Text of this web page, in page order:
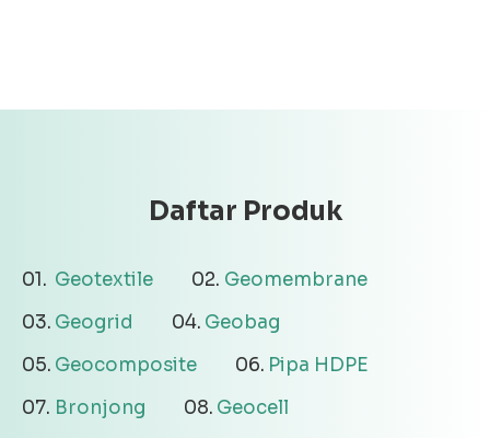
Daftar Produk
Geotextile
Geomembrane
Geogrid
Geobag
Geocomposite
Pipa HDPE
Bronjong
Geocell